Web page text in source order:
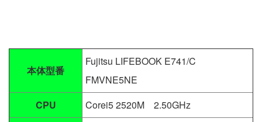
本体型番
Fujitsu LIFEBOOK E741/C
FMVNE5NE
CPU
Corei5 2520M 2.50GHz